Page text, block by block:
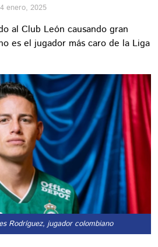
enero, 2025
al Club León causando gran
es el jugador más caro de la Liga
Rodríguez, jugador colombiano